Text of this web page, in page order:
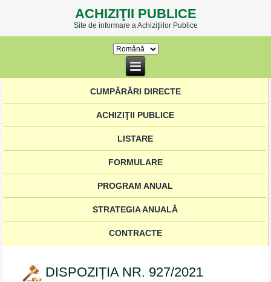
ACHIZIŢII PUBLICE
Site de informare a Achiziţiilor Publice
CUMPĂRĂRI DIRECTE
ACHIZIŢII PUBLICE
LISTARE
FORMULARE
PROGRAM ANUAL
STRATEGIA ANUALĂ
CONTRACTE
DISPOZIȚIA NR. 927/2021